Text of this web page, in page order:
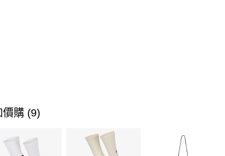
價購 (9)